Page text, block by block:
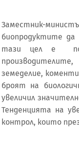
Заместник-
биопродуктите
тази цел е
земеделие,
броят на
увеличил
Тенденцията на
контрол, които през